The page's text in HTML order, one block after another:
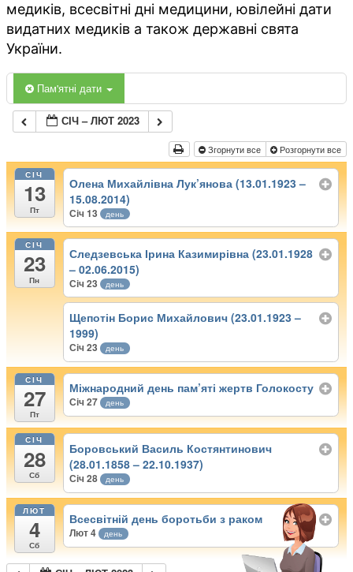
медиків, всесвітні дні медицини, ювілейні дати
видатних медиків а також державні свята
України.
Пам'ятні дати
СІЧ – ЛЮТ 2023
Згорнути все Розгорнути все
СІЧ
13
Пт
Олена Михайлівна Лук’янова (13.01.1923 –
15.08.2014)
Січ 13 день
СІЧ
23
Пн
Следзевська Ірина Казимирівна (23.01.1928
– 02.06.2015)
Січ 23 день
Щепотін Борис Михайлович (23.01.1923 –
1999)
Січ 23 день
СІЧ
27
Пт
Міжнародний день пам’яті жертв Голокосту
Січ 27 день
СІЧ
28
Сб
Боровський Василь Костянтинович
(28.01.1858 – 22.10.1937)
Січ 28 день
ЛЮТ
4
Сб
Всесвітній день боротьби з раком
Лют 4 день